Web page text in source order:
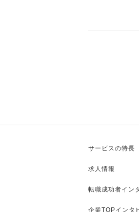
サービスの特長
求人情報
転職成功者イン
企業TOPインタ